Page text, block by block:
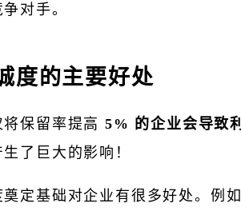
对手。
度的主要好处
保留率提高 5% 的企业会导致
了巨大的影响！
定基础对企业有很多好处。例如